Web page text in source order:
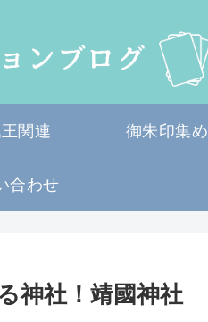
関連 御朱印集め
合わせ
神社！靖國神社